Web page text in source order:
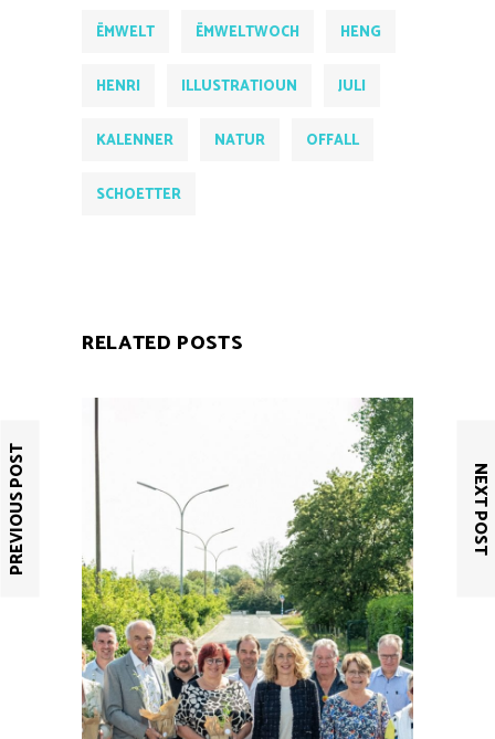
ËMWELT ËMWELTWOCH HENG
HENRI ILLUSTRATIOUN JULI
KALENNER NATUR OFFALL
SCHOETTER
PREVIOUS POST NEXT POST
RELATED POSTS